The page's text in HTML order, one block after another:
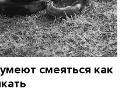
смеяться как